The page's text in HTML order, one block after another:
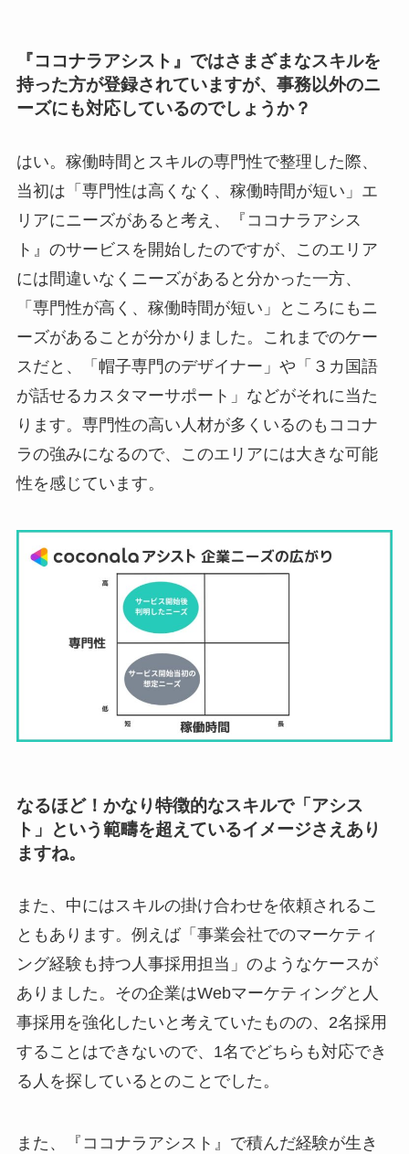
『ココナラアシスト』ではさまざまなスキルを
持った方が登録されていますが、事務以外のニ
ーズにも対応しているのでしょうか？
はい。稼働時間とスキルの専門性で整理した際、
当初は「専門性は高くなく、稼働時間が短い」エ
リアにニーズがあると考え、『ココナラアシス
ト』のサービスを開始したのですが、このエリア
には間違いなくニーズがあると分かった一方、
「専門性が高く、稼働時間が短い」ところにもニ
ーズがあることが分かりました。これまでのケー
スだと、「帽子専門のデザイナー」や「３カ国語
が話せるカスタマーサポート」などがそれに当た
ります。専門性の高い人材が多くいるのもココナ
ラの強みになるので、このエリアには大きな可能
性を感じています。
なるほど！かなり特徴的なスキルで「アシス
ト」という範疇を超えているイメージさえあり
ますね。
また、中にはスキルの掛け合わせを依頼されるこ
ともあります。例えば「事業会社でのマーケティ
ング経験も持つ人事採用担当」のようなケースが
ありました。その企業はWebマーケティングと人
事採用を強化したいと考えていたものの、2名採用
することはできないので、1名でどちらも対応でき
る人を探しているとのことでした。
また、『ココナラアシスト』で積んだ経験が生き